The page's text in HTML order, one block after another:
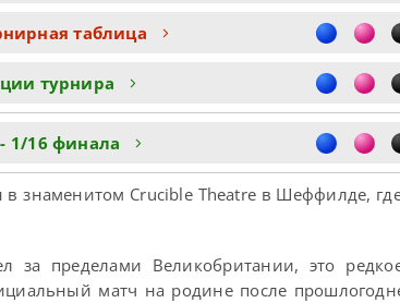
таблица
турнира
1/16 финала
в знаменитом Crucible Theatre в Шеффилде,
за пределами Великобритании, это
матч на родине после